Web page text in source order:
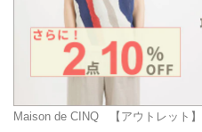
Maison de CINQ 【アウトレット